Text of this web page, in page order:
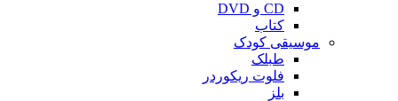
CD و DVD
کتاب
موسیقی کودک
طبلک
فلوت ریکوردر
بلز